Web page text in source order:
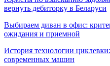
вернуть дебиторку в Беларуси
Выбираем диван в офис:
ожидания и приемной
История технологии
современных машин